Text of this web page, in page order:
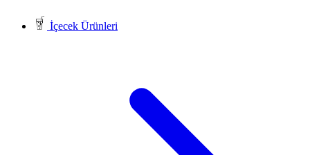
İçecek Ürünleri